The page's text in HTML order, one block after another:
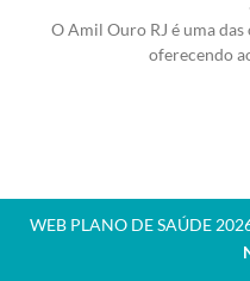
O Amil Ouro RJ é uma
oferecendo
WEB PLANO DE SAÚDE